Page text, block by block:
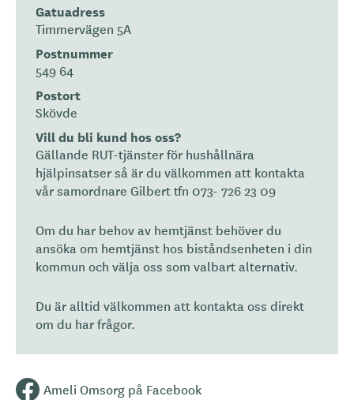
Gatuadress
Timmervägen 5A
Postnummer
549 64
Postort
Skövde
Vill du bli kund hos oss?
Gällande RUT-tjänster för hushållnära
hjälpinsatser så är du välkommen att kontakta
vår samordnare Gilbert tfn 073- 726 23 09
Om du har behov av hemtjänst behöver du
ansöka om hemtjänst hos biståndsenheten i din
kommun och välja oss som valbart alternativ.
Du är alltid välkommen att kontakta oss direkt
om du har frågor.
Ameli Omsorg på Facebook